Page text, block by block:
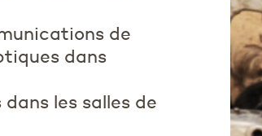
de
dans
les salles de